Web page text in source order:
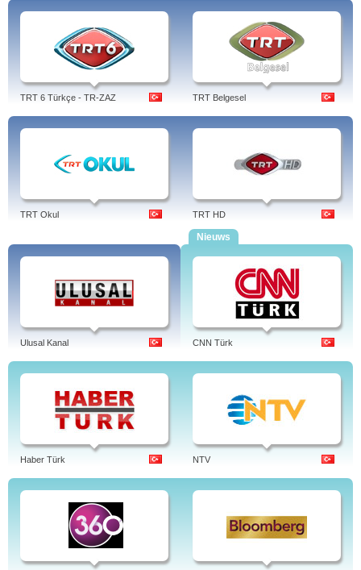
TRT 6 Türkçe - TR-ZAZ TRT Belgesel
TRT Okul TRT HD
Ulusal Kanal
Nieuws
CNN Türk
Haber Türk NTV